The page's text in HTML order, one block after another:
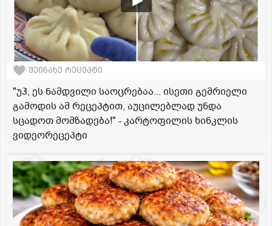
შეინახე რეცეპტი
"უჰ, ეს ნამდვილი საოცრებაა... ისეთი გემრიელი
გამოდის ამ რეცეპტით, აუცილებლად უნდა
სცადოთ მომზადება!" - კარტოფილის ხინკლის
ვიდეორეცეპტი